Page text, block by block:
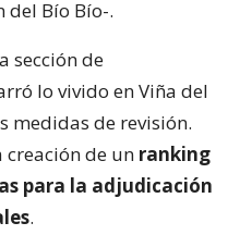
del Bío Bío-.
sección de
lo vivido en Viña del
medidas de revisión.
creación de un ranking
para la adjudicación
.